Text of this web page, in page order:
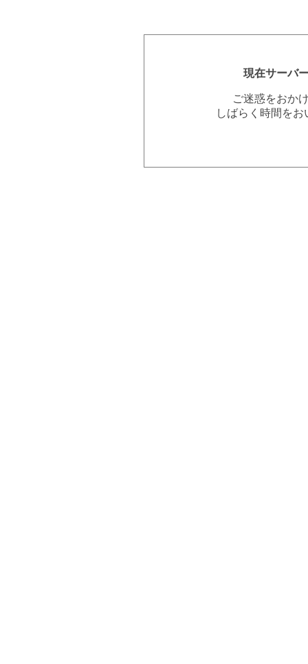
現在サーバ
ご迷惑をおか
しばらく時間を